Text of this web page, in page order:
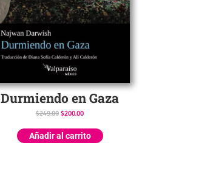
Durmiendo en Gaza
$249.00 $200.00
Añadir al carrito